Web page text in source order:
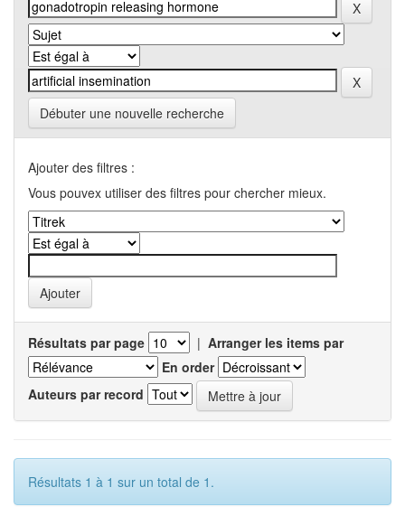
Débuter une nouvelle recherche
Ajouter des filtres :
Vous pouvex utiliser des filtres pour chercher mieux.
Résultats par page | Arranger les items par
En order
Auteurs par record
Résultats 1 à 1 sur un total de 1.